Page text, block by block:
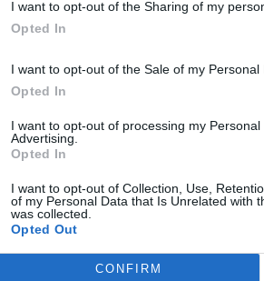
I want to opt-out of the Sharing of my
Opted In
I want to opt-out of the Sale of my Personal
Opted In
I want to opt-out of processing my Personal
Advertising.
Opted In
I want to opt-out of Collection, Use,
of my Personal Data that Is Unrelated with
was collected.
Opted Out
CONFIRM